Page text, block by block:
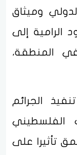
وميثاق
الرامية إلى
المنطقة،
الجرائم
الفلسطيني
تأثيرا على